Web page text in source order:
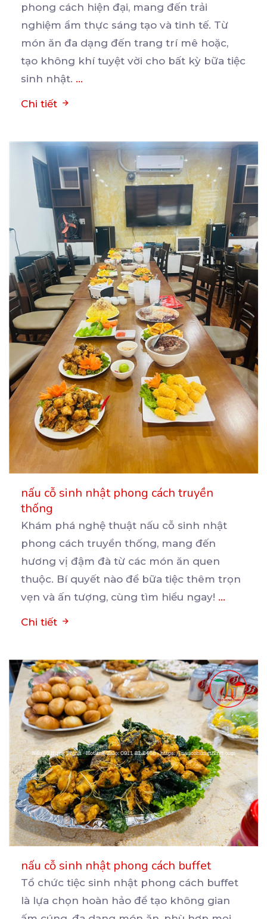
phong cách hiện đại, mang đến trải
nghiệm ẩm thực sáng tạo và tinh tế. Từ
món ăn đa dạng đến trang trí mê hoặc,
tạo không khí tuyệt vời cho bất kỳ bữa tiệc
sinh nhật. ...
Chi tiết
nấu cỗ sinh nhật phong cách truyền
thống
Khám phá nghệ thuật nấu cỗ sinh nhật
phong cách truyền thống, mang đến
hương vị đậm đà từ các món ăn quen
thuộc. Bí quyết nào để bữa tiệc thêm trọn
vẹn và ấn tượng, cùng tìm hiểu ngay! ...
Chi tiết
nấu cỗ sinh nhật phong cách buffet
Tổ chức tiệc sinh nhật phong cách buffet
là lựa chọn hoàn hảo để tạo không gian